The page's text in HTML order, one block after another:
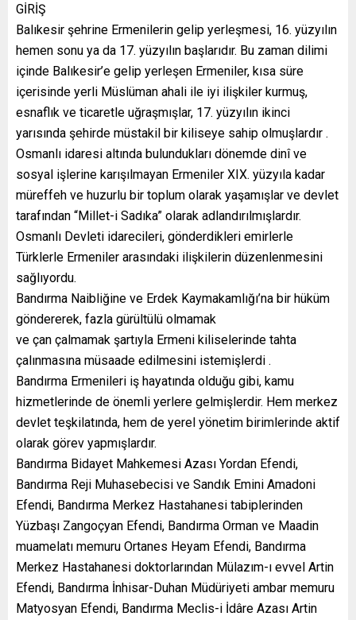
GİRİŞ
Balıkesir şehrine Ermenilerin gelip yerleşmesi, 16. yüzyılın
hemen sonu ya da 17. yüzyılın başlarıdır. Bu zaman dilimi
içinde Balıkesir’e gelip yerleşen Ermeniler, kısa süre
içerisinde yerli Müslüman ahali ile iyi ilişkiler kurmuş,
esnaflık ve ticaretle uğraşmışlar, 17. yüzyılın ikinci
yarısında şehirde müstakil bir kiliseye sahip olmuşlardır .
Osmanlı idaresi altında bulundukları dönemde dinî ve
sosyal işlerine karışılmayan Ermeniler XIX. yüzyıla kadar
müreffeh ve huzurlu bir toplum olarak yaşamışlar ve devlet
tarafından “Millet-i Sadıka” olarak adlandırılmışlardır.
Osmanlı Devleti idarecileri, gönderdikleri emirlerle
Türklerle Ermeniler arasındaki ilişkilerin düzenlenmesini
sağlıyordu.
Bandırma Naibliğine ve Erdek Kaymakamlığı’na bir hüküm
göndererek, fazla gürültülü olmamak
ve çan çalmamak şartıyla Ermeni kiliselerinde tahta
çalınmasına müsaade edilmesini istemişlerdi .
Bandırma Ermenileri iş hayatında olduğu gibi, kamu
hizmetlerinde de önemli yerlere gelmişlerdir. Hem merkez
devlet teşkilatında, hem de yerel yönetim birimlerinde aktif
olarak görev yapmışlardır.
Bandırma Bidayet Mahkemesi Azası Yordan Efendi,
Bandırma Reji Muhasebecisi ve Sandık Emini Amadoni
Efendi, Bandırma Merkez Hastahanesi tabiplerinden
Yüzbaşı Zangoçyan Efendi, Bandırma Orman ve Maadin
muamelatı memuru Ortanes Heyam Efendi, Bandırma
Merkez Hastahanesi doktorlarından Mülazım-ı evvel Artin
Efendi, Bandırma İnhisar-Duhan Müdüriyeti ambar memuru
Matyosyan Efendi, Bandırma Meclis-i İdâre Azası Artin